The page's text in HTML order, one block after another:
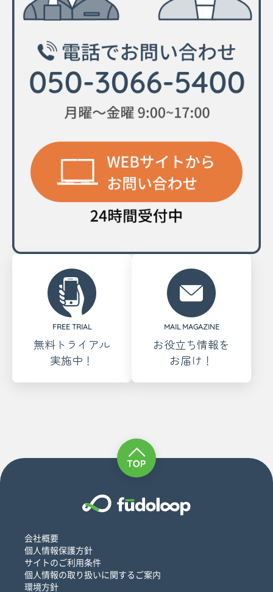
FREE TRIAL
無料トライアル
実施中！
MAIL MAGAZINE
お役立ち情報を
お届け！
会社概要
個人情報保護方針
サイトのご利用条件
個人情報の取り扱いに関するご案内
環境方針